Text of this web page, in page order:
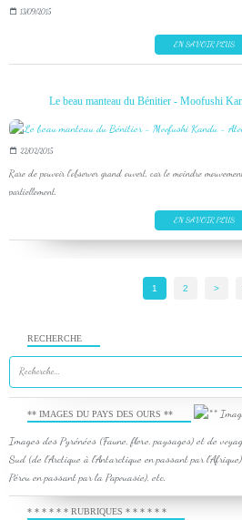
13/09/2015
EN SAVOIR PLUS
Le beau manteau du Bénitier - Moofushi
22/02/2015
Rare de pouvoir l'observer grand ouvert, car le moindre
partiellement.
EN SAVOIR PLUS
1 2 >
RECHERCHE
** IMAGES DU PAYS DES OURS **
Images des Pyrénées (Faune, flore, paysages) et de
Sud (de l'Arctique à l'Antarctique en passant par
Pérou en passant par la Papouasie), etc.
* * * * * * RUBRIQUES * * * * * *